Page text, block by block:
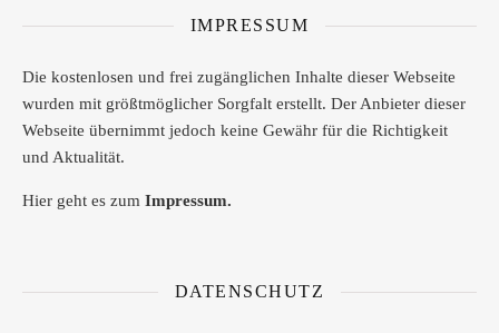
IMPRESSUM
Die kostenlosen und frei zugänglichen Inhalte dieser Webseite
wurden mit größtmöglicher Sorgfalt erstellt. Der Anbieter dieser
Webseite übernimmt jedoch keine Gewähr für die Richtigkeit
und Aktualität.
Hier geht es zum Impressum.
DATENSCHUTZ